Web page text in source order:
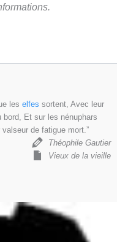
les elfes sortent, Avec leur
bord, Et sur les nénuphars
de fatigue mort.”
Théophile Gautier
Vieux de la vieille